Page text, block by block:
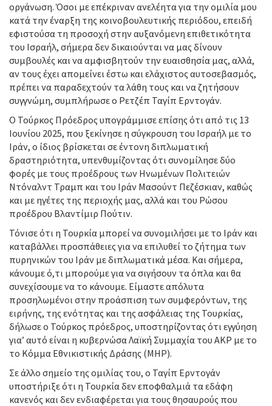
οργάνωση. Όσοι με επέκριναν ανελέητα για την ομιλία μου
κατά την έναρξη της κοινοβουλευτικής περιόδου, επειδή
εφιστούσα τη προσοχή στην αυξανόμενη επιθετικότητα
του Ισραήλ, σήμερα δεν δικαιούνται να μας δίνουν
συμβουλές και να αμφισβητούν την ευαισθησία μας, αλλά,
αν τους έχει απομείνει έστω και ελάχιστος αυτοσεβασμός,
πρέπει να παραδεχτούν τα λάθη τους και να ζητήσουν
συγγνώμη, συμπλήρωσε ο Ρετζέπ Ταγίπ Ερντογάν.
Ο Τούρκος Πρόεδρος υπογράμμισε επίσης ότι από τις 13
Ιουνίου 2025, που ξεκίνησε η σύγκρουση του Ισραήλ με το
Ιράν, ο ίδιος βρίσκεται σε έντονη διπλωματική
δραστηριότητα, υπενθυμίζοντας ότι συνομίλησε δύο
φορές με τους προέδρους των Ηνωμένων Πολιτειών
Ντόναλντ Τραμπ και του Ιράν Μασούντ Πεζέσκιαν, καθώς
και με ηγέτες της περιοχής μας, αλλά και του Ρώσου
προέδρου Βλαντίμιρ Πούτιν.
Τόνισε ότι η Τουρκία μπορεί να συνομιλήσει με το Ιράν και
καταβάλλει προσπάθειες για να επιλυθεί το ζήτημα των
πυρηνικών του Ιράν με διπλωματικά μέσα. Και σήμερα,
κάνουμε ό,τι μπορούμε για να σιγήσουν τα όπλα και θα
συνεχίσουμε να το κάνουμε. Είμαστε απόλυτα
προσηλωμένοι στην προάσπιση των συμφερόντων, της
ειρήνης, της ενότητας και της ασφάλειας της Τουρκίας,
δήλωσε ο Τούρκος πρόεδρος, υποστηρίζοντας ότι εγγύηση
για’ αυτό είναι η κυβερνώσα Λαϊκή Συμμαχία του ΑΚΡ με το
το Κόμμα Εθνικιστικής Δράσης (ΜΗΡ).
Σε άλλο σημείο της ομιλίας του, ο Ταγίπ Ερντογάν
υποστήριξε ότι η Τουρκία δεν εποφθαλμιά τα εδάφη
κανενός και δεν ενδιαφέρεται για τους θησαυρούς που